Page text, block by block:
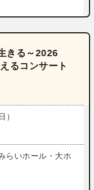
きる～2026
コンサート
）
らいホール・大ホ